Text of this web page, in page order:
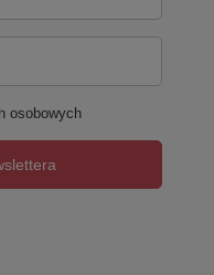
osobowych